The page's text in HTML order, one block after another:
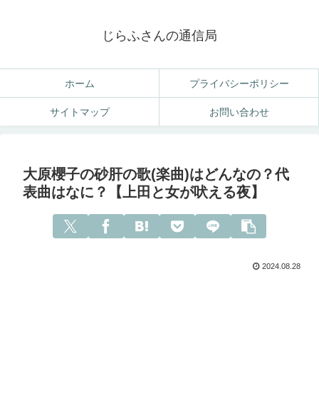
じらふさんの通信局
ホーム プライバシーポリシー
サイトマップ お問い合わせ
大原櫻子の砂肝の歌(楽曲)はどんなの？代
表曲はなに？【上田と女が吠える夜】
2024.08.28